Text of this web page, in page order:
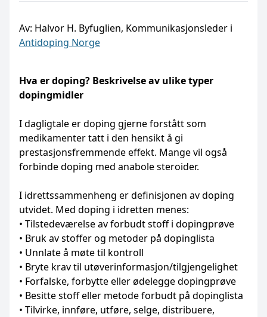
Av: Halvor H. Byfuglien, Kommunikasjonsleder i
Antidoping Norge
Hva er doping? Beskrivelse av ulike typer
dopingmidler
I dagligtale er doping gjerne forstått som
medikamenter tatt i den hensikt å gi
prestasjonsfremmende effekt. Mange vil også
forbinde doping med anabole steroider.
I idrettssammenheng er definisjonen av doping
utvidet. Med doping i idretten menes:
• Tilstedeværelse av forbudt stoff i dopingprøve
• Bruk av stoffer og metoder på dopinglista
• Unnlate å møte til kontroll
• Bryte krav til utøverinformasjon/tilgjengelighet
• Forfalske, forbytte eller ødelegge dopingprøve
• Besitte stoff eller metode forbudt på dopinglista
• Tilvirke, innføre, utføre, selge, distribuere,